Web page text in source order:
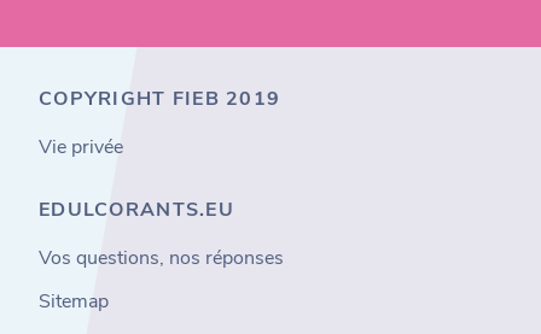
COPYRIGHT FIEB 2019
Vie privée
EDULCORANTS.EU
Vos questions, nos réponses
Sitemap